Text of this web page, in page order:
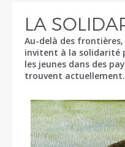
LA
Au-delà des frontières,
invitent à la solidarité
les jeunes dans des
trouvent actuellement.